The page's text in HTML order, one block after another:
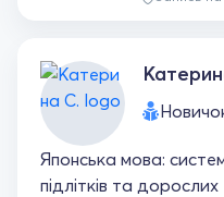
Японська мова:
підлітків та дорослих